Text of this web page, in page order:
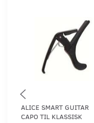
ALICE SMART GUITAR
CAPO TIL KLASSISK